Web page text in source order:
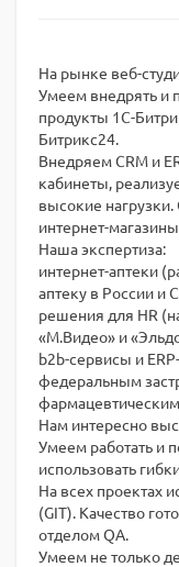
На рынке веб-
Умеем внедрять и
продукты 1С-
Битрикс24.
Внедряем CRM и
кабинеты,
высокие
интернет-
Наша экспертиза:
интернет-аптеки
аптеку в России и
решения для HR
«М.Видео» и
b2b-сервисы и
федеральным
Нам интересно
Умеем работать и
использовать
На всех проектах
(GIT). Качество
отделом QA.
Умеем не только